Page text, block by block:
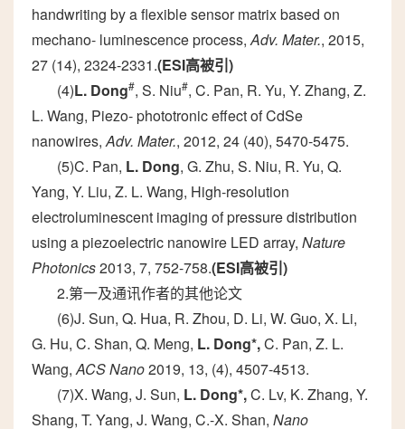
handwriting by a flexible sensor matrix based on
mechano- luminescence process,Adv. Mater., 2015,
27 (14), 2324-2331.(ESI高被引)
(4)L. Dong#, S. Niu#, C. Pan, R. Yu, Y. Zhang, Z.
L. Wang, Piezo- phototronic effect of CdSe
nanowires,Adv. Mater., 2012, 24 (40), 5470-5475.
(5)C. Pan, L. Dong, G. Zhu, S. Niu, R. Yu, Q.
Yang, Y. Liu, Z. L. Wang, High-resolution
electroluminescent imaging of pressure distribution
using a piezoelectric nanowire LED array, Nature
Photonics2013, 7, 752-758.(ESI高被引)
2.第一及通讯作者的其他论文
(6)J. Sun, Q. Hua, R. Zhou, D. Li, W. Guo, X. Li,
G. Hu, C. Shan, Q. Meng, L. Dong*,C. Pan, Z. L.
Wang,ACS Nano2019, 13, (4), 4507-4513.
(7)X. Wang, J. Sun, L. Dong*,C. Lv, K. Zhang, Y.
Shang, T. Yang, J. Wang, C.-X. Shan, Nano